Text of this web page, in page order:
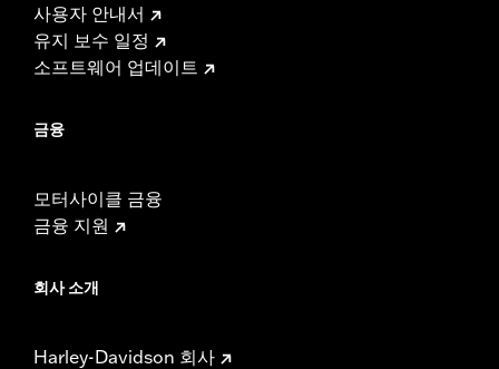
사용자 안내서
유지 보수 일정
소프트웨어 업데이트
금융
모터사이클 금융
금융 지원
회사 소개
Harley-Davidson 회사